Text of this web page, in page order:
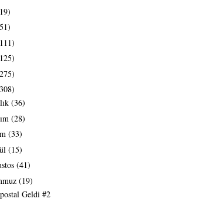
(36)
(28)
(33)
(15)
(41)
(19)
Geldi #2